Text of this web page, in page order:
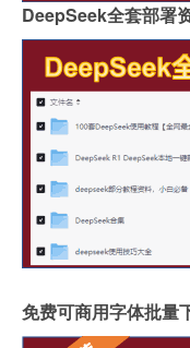
DeepSeek全套部署
免费可商用字体批量